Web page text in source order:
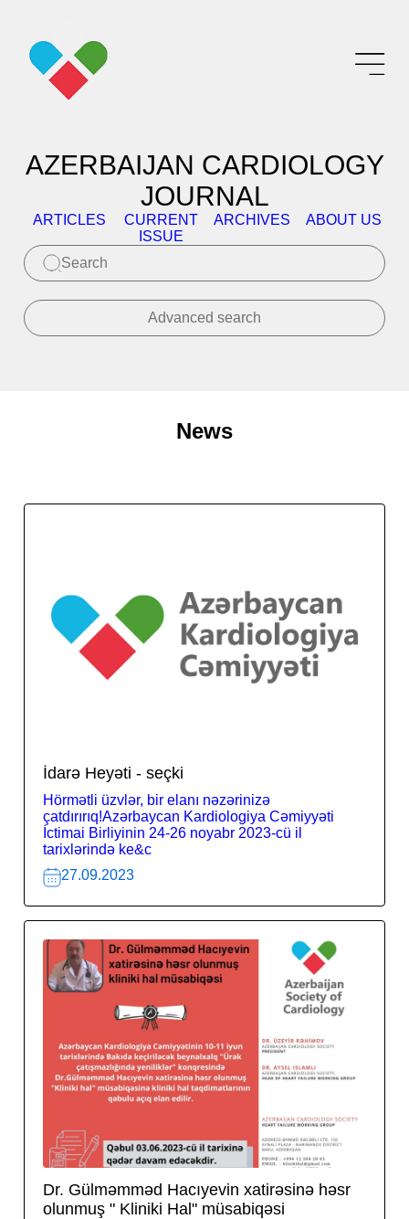
AZERBAIJAN CARDIOLOGY
JOURNAL
ARTICLES
CURRENT
ISSUE
ARCHIVES ABOUT US
Advanced search
News
İdarə Heyəti - seçki
Hörmətli üzvlər, bir elanı nəzərinizə
çatdırırıq!Azərbaycan Kardiologiya Cəmiyyəti
İctimai Birliyinin 24-26 noyabr 2023-cü il
tarixlərində ke&c
27.09.2023
Dr. Gülməmməd Hacıyevin xatirəsinə həsr
olunmuş " Kliniki Hal" müsabiqəsi